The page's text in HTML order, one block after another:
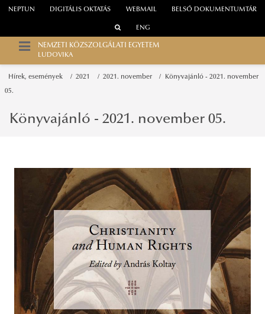
WEBMAIL
NEPTUN DIGITÁLIS OKTATÁS BELSŐ DOKUMENTUMTÁR
ENG
NEMZETI KÖZSZOLGÁLATI EGYETEM
LUDOVIKA
Hírek, események 2021 2021. november Könyvajánló - 2021. november
05.
Könyvajánló - 2021. november 05.